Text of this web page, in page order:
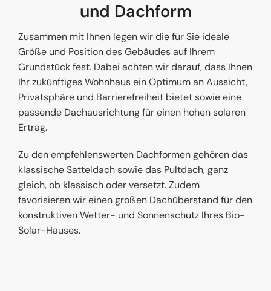
und Dachform
Zusammen mit Ihnen legen wir die für Sie ideale
Größe und Position des Gebäudes auf Ihrem
Grundstück fest. Dabei achten wir darauf, dass Ihnen
Ihr zukünftiges Wohnhaus ein Optimum an Aussicht,
Privatsphäre und Barrierefreiheit bietet sowie eine
passende Dachausrichtung für einen hohen solaren
Ertrag.
Zu den empfehlenswerten Dachformen gehören das
klassische Satteldach sowie das Pultdach, ganz
gleich, ob klassisch oder versetzt. Zudem
favorisieren wir einen großen Dachüberstand für den
konstruktiven Wetter- und Sonnenschutz Ihres Bio-
Solar-Hauses.